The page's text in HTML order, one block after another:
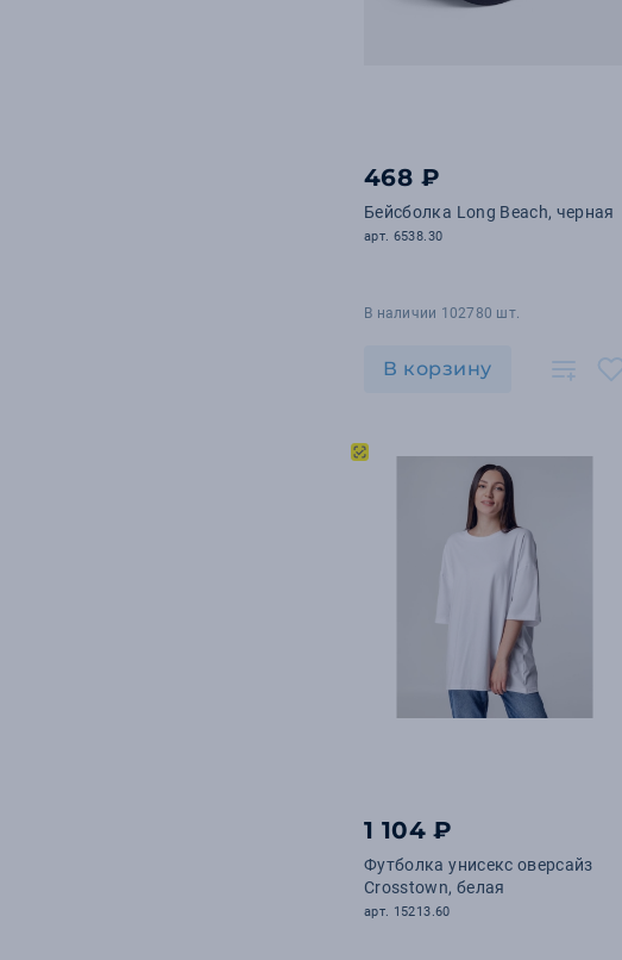
468 ₽
Бейсболка Long Beach, черная
арт. 6538.30
В наличии 102780 шт.
В корзину
1 104 ₽
Футболка унисекс оверсайз
Crosstown, белая
арт. 15213.60